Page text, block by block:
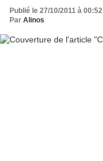
Publié le 27/10/2011 à 00:52
Par Alinos